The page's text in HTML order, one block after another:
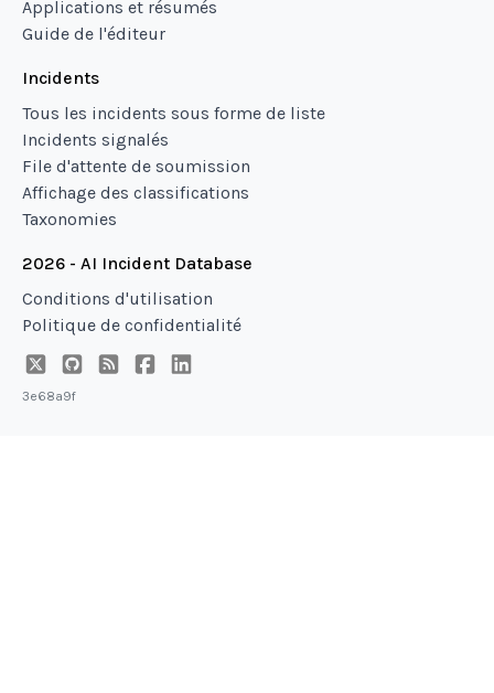
Applications et résumés
Guide de l'éditeur
Incidents
Tous les incidents sous forme de liste
Incidents signalés
File d'attente de soumission
Affichage des classifications
Taxonomies
2026 - AI Incident Database
Conditions d'utilisation
Politique de confidentialité
3e68a9f